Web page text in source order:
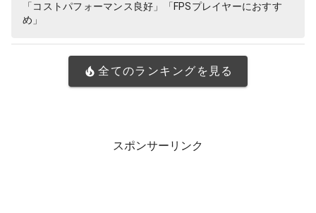
「コストパフォーマンス良好」「FPSプレイヤーにおすす
め」
全てのランキングを見る
スポンサーリンク